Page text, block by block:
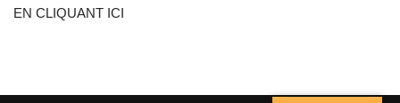
EN CLIQUANT ICI